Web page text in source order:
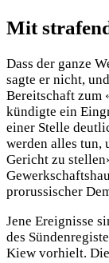
Mit
Dass der ganze
sagte er nicht,
Bereitschaft zum
kündigte ein
einer Stelle
werden alles tun,
Gericht zu
prorussischer
Jene Ereignisse
des
Kiew vorhielt.